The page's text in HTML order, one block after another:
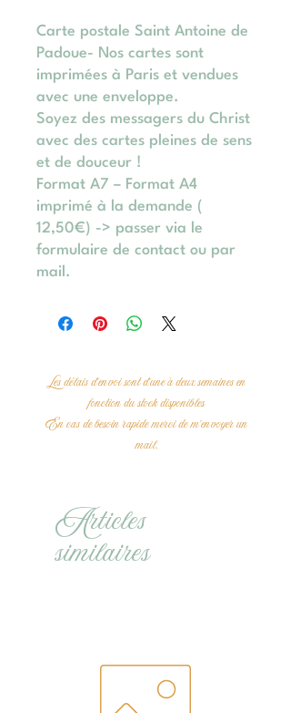
Carte postale Saint Antoine de
Padoue- Nos cartes sont
imprimées à Paris et vendues
avec une enveloppe.
Soyez des messagers du Christ
avec des cartes pleines de sens
et de douceur !
Format A7 – Format A4
imprimé à la demande (
12,50€) -> passer via le
formulaire de contact ou par
mail.
Les délais d'envoi sont d'une à deux semaines en
fonction du stock disponibles
En cas de besoin rapide merci de m'envoyer un
mail.
Articles
similaires